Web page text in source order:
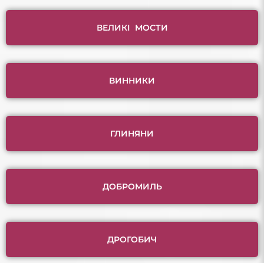
ВЕЛИКІ МОСТИ
ВИННИКИ
ГЛИНЯНИ
ДОБРОМИЛЬ
ДРОГОБИЧ